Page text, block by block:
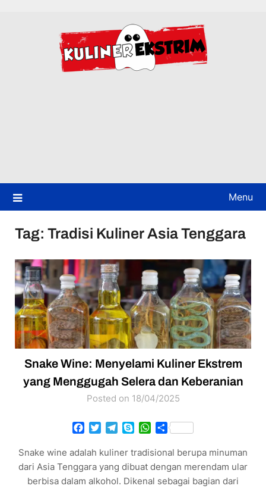
Menu
Tag: Tradisi Kuliner Asia Tenggara
Snake Wine: Menyelami Kuliner Ekstrem
yang Menggugah Selera dan Keberanian
Posted on 18/04/2025
Facebook
TwitterTelegram
SkypeWhatsApp
Share
Snake wine adalah kuliner tradisional berupa minuman
dari Asia Tenggara yang dibuat dengan merendam ular
berbisa dalam alkohol. Dikenal sebagai bagian dari